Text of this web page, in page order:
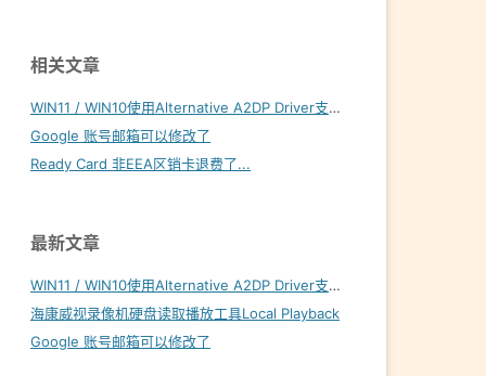
相关文章
WIN11 / WIN10使用Alternative A2DP Driver支持LDAC
Google 账号邮箱可以修改了
Ready Card 非EEA区销卡退费了...
最新文章
WIN11 / WIN10使用Alternative A2DP Driver支持LDAC
海康威视录像机硬盘读取播放工具Local Playback
Google 账号邮箱可以修改了